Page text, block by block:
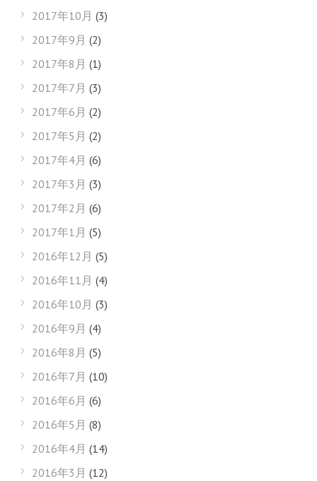
2017年10月 (3)
2017年9月 (2)
2017年8月 (1)
2017年7月 (3)
2017年6月 (2)
2017年5月 (2)
2017年4月 (6)
2017年3月 (3)
2017年2月 (6)
2017年1月 (5)
2016年12月 (5)
2016年11月 (4)
2016年10月 (3)
2016年9月 (4)
2016年8月 (5)
2016年7月 (10)
2016年6月 (6)
2016年5月 (8)
2016年4月 (14)
2016年3月 (12)